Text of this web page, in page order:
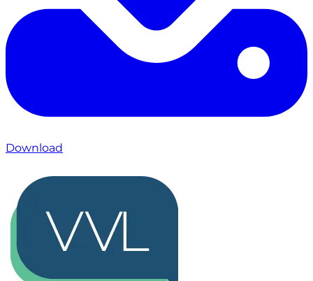
Download